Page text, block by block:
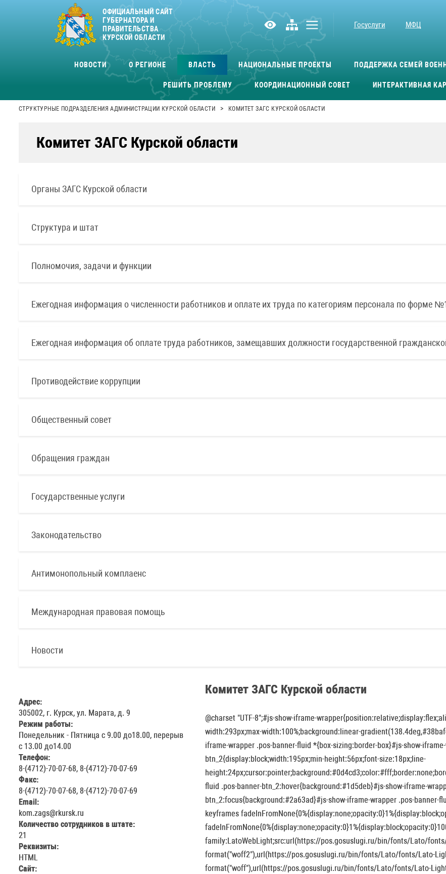
ОФИЦИАЛЬНЫЙ САЙТ
ГУБЕРНАТОРА И
ПРАВИТЕЛЬСТВА
КУРСКОЙ ОБЛАСТИ
Госуслуги МФЦ
НОВОСТИ О РЕГИОНЕ ВЛАСТЬ НАЦИОНАЛЬНЫЕ ПРОЕКТЫ ПОДДЕРЖКА СЕМЕЙ
РЕШИТЬ ПРОБЛЕМУ КООРДИНАЦИОННЫЙ СОВЕТ ИНТЕРАКТИВНАЯ
СТРУКТУРНЫЕ ПОДРАЗДЕЛЕНИЯ АДМИНИСТРАЦИИ КУРСКОЙ ОБЛАСТИ > КОМИТЕТ ЗАГС КУРСКОЙ ОБЛАСТИ
Комитет ЗАГС Курской области
Органы ЗАГС Курской области
Структура и штат
Полномочия, задачи и функции
Ежегодная информация о численности работников и оплате их труда по категориям персонала по форме
Ежегодная информация об оплате труда работников, замещавших должности государственной
Противодействие коррупции
Общественный совет
Обращения граждан
Государственные услуги
Законодательство
Антимонопольный комплаенс
Международная правовая помощь
Новости
Адрес:
305002, г. Курск, ул. Марата, д. 9
Режим работы:
Понедельник - Пятница с 9.00 до18.00, перерыв
с 13.00 до14.00
Телефон:
8-(4712)-70-07-68, 8-(4712)-70-07-69
Факс:
8-(4712)-70-07-68, 8-(4712)-70-07-69
Email:
kom.zags@rkursk.ru
Количество сотрудников в штате:
21
Реквизиты:
HTML
Сайт:
Комитет ЗАГС Курской области
@charset "UTF-8";#js-show-iframe-
width:293px;max-width:100%;background:linear-
iframe-wrapper .pos-banner-fluid *{box-sizing:border-box}#js-show-
btn_2{display:block;width:195px;min-height:56px;font-size:18px;line-
fluid .pos-banner-btn_2:hover{background:#1d5deb}#js-show-iframe-
btn_2:focus{background:#2a63ad}#js-show-iframe-wrapper .pos-banner-
keyframes
family:LatoWebLight;src:url(https://pos.gosuslugi.ru/bin/fonts/Lato/
format("woff2"),url(https://pos.gosuslugi.ru/bin/fonts/Lato/fonts/Lato-
format("woff"),url(https://pos.gosuslugi.ru/bin/fonts/Lato/fonts/Lato-